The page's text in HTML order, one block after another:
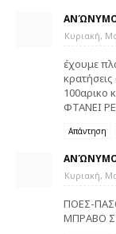
Κυριακή,
έχουμε
100αρικο
ΦΤΑΝΕΙ
Απάντηση
Κυριακή,
ΠΟΕΣ-
ΜΠΡΑΒΟ